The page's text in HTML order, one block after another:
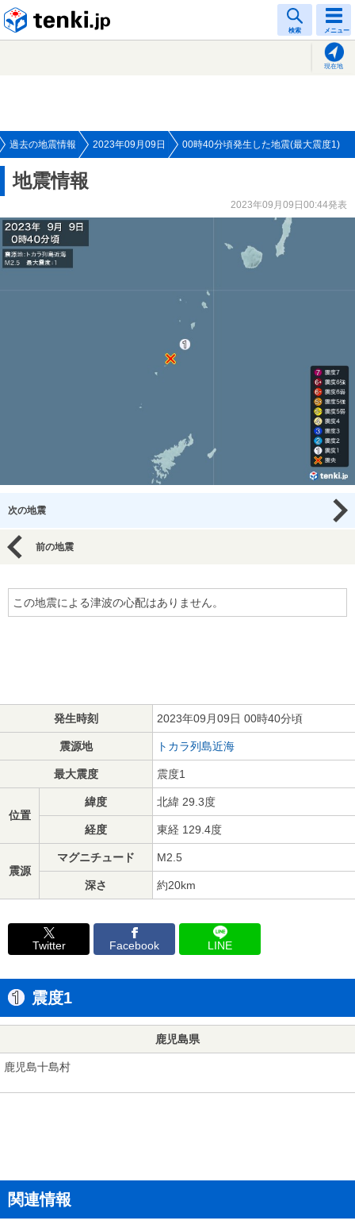
検索 メニュー
現在地
過去の地震情報 2023年09月09日 00時40分頃発生した地震(最大震度1)
地震情報
2023年09月09日00:44発表
次の地震
前の地震
この地震による津波の心配はありません。
発生時刻 2023年09月09日 00時40分頃
震源地 トカラ列島近海
最大震度 震度1
位置
緯度 北緯 29.3度
経度 東経 129.4度
震源
マグニチュード M2.5
深さ 約20km
Twitter Facebook LINE
震度1
鹿児島県
鹿児島十島村
関連情報